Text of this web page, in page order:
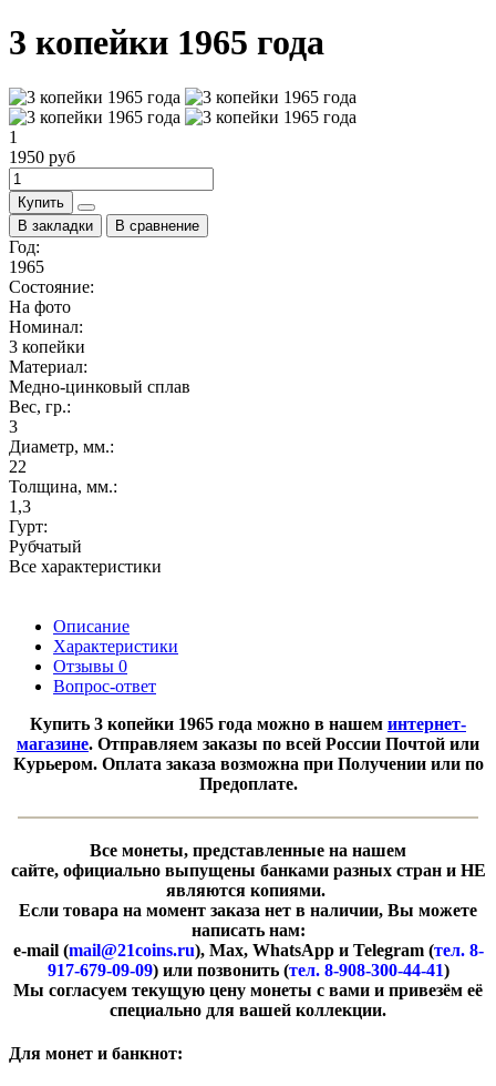
3 копейки 1965 года
1
1950 руб
Купить
В закладки
В сравнение
Год:
1965
Состояние:
На фото
Номинал:
3 копейки
Материал:
Медно-цинковый сплав
Вес, гр.:
3
Диаметр, мм.:
22
Толщина, мм.:
1,3
Гурт:
Рубчатый
Все характеристики
Описание
Характеристики
Отзывы 0
Вопрос-ответ
Купить 3 копейки 1965 года можно в нашем интернет-
магазине. Отправляем заказы по всей России Почтой или
Курьером. Оплата заказа возможна при Получении или по
Предоплате.
Все монеты, представленные на нашем
сайте, официально выпущены банками разных стран и НЕ
являются копиями.
Если товара на момент заказа нет в наличии, Вы можете
написать нам:
e-mail (mail@21coins.ru), Max, WhatsApp и Telegram (тел. 8-
917-679-09-09) или позвонить (тел. 8-908-300-44-41)
​Мы согласуем текущую цену монеты с вами и привезём её
специально для вашей коллекции.
Для монет и банкнот: